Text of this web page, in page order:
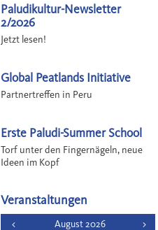
Paludikultur-Newsletter
2/2026
Jetzt lesen!
Global Peatlands Initiative
Partnertreffen in Peru
Erste Paludi-Summer School
Torf unter den Fingernägeln, neue
Ideen im Kopf
Veranstaltungen
< August 2026 >